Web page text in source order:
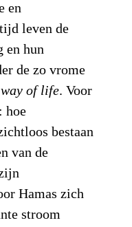
en
leven de
en hun
de zo vrome
way of life. Voor
hoe
bestaan
van de
Hamas zich
stroom